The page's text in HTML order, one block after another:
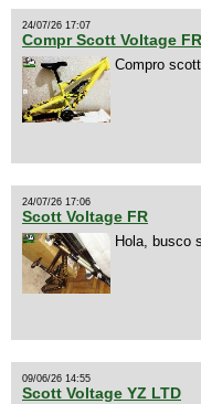
24/07/26 17:07
Compr Scott Voltage FR
Compro
24/07/26 17:06
Scott Voltage FR
Hola, busco
09/06/26 14:55
Scott Voltage YZ LTD